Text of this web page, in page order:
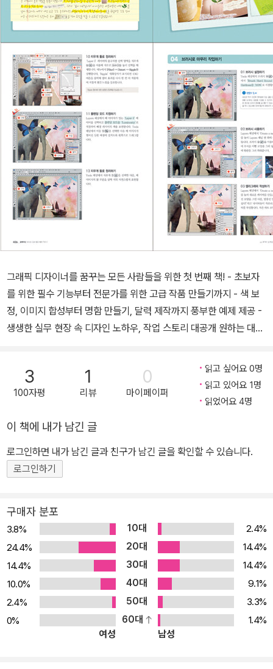
그래픽 디자이너를 꿈꾸는 모든 사람들을 위한 첫 번째 책! - 초보자
를 위한 필수 기능부터 전문가를 위한 고급 작품 만들기까지 - 색 보
정, 이미지 합성부터 명함 만들기, 달력 제작까지 풍부한 예제 제공 -
생생한 실무 현장 속 디자인 노하우, 작업 스토리 대공개 원하는 대로
수정한 사진이 왠지 촌스러워 보인다면, 작품을 예쁘고 화려하게 만
들고 싶어 여러 가지 색을 사용했는데 오히려 지저분하게 느껴진다
면, 지금 당장 《포토샵 CS4 무작정 따라하기》의 ‘한눈에 익히는 디
원리와 색채, 레이아웃 등에 대해 쉽고 간결하게 알려줍니다. 기초가
탄탄한 그래픽 디자이너가 되고 싶다면 디자인 이론도 놓치지 말고
꼭 살펴보세요. 초보자를 위한 필수 기능부터 전문가를 위한 고급 작
품 만들기까지 새로워진 포토샵 CS4에 가장 빠르게 적응할 수 있도
라해 보면서 기초 실력을 다진 후 실생활에 필요한 활용 디자인을 바
로 시도해 볼 수 있습니다. 실제 현장에서 활동 중인 디자이너의 현장
의 소리와 작업 스토리는 감각적인 디자인 작업을 할 수 있도록 도와
줍니다. 디자인을 전공 중인 신입생부터 취업 예정인 디자이너까지
포토샵으로 할 수 있는 모든 디자인을 맛볼 수 있습니다. 《포토샵 CS
4 무작정 따라하기》 디자인 원리와 실무 감각을 동시에 배워보세요.
생생한 현장의 소리를 그대로! 디자이너의 작업 스토리 대공개 작품
에 담겨있는 디자이너의 작업 스토리를 알려줍니다. 디자이너가 자주
3
100자평
1
리뷰
0
마이페이퍼
읽고 싶어요 0명
읽고 있어요 1명
읽었어요 4명
이 책에 내가 남긴 글
로그인하면 내가 남긴 글과 친구가 남긴 글을 확인할 수 있습니다.
로그인하기
구매자 분포
3.8% 10대
2.4%
24.4%
20대
14.4%
14.4%
30대
14.4%
10.0%
40대
9.1%
2.4%
50대
3.3%
0%
60대
1.4%
여성
남성